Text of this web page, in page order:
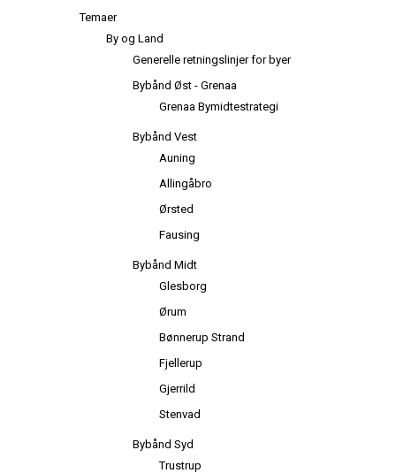
Temaer
By og Land
Generelle retningslinjer for byer
Bybånd Øst - Grenaa
Grenaa Bymidtestrategi
Bybånd Vest
Auning
Allingåbro
Ørsted
Fausing
Bybånd Midt
Glesborg
Ørum
Bønnerup Strand
Fjellerup
Gjerrild
Stenvad
Bybånd Syd
Trustrup